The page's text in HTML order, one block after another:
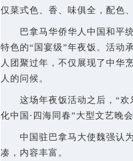
仅菜式色、香、味俱全，配色
巴拿马华侨华人中国和平统
特色的“国宴级”年夜饭。活动
人团聚过年，不仅展现了中华
人的问候。
这场年夜饭活动之后，“欢
化中国·四海同春”大型文艺晚
中国驻巴拿马大使魏强认为
凑，内容丰富。